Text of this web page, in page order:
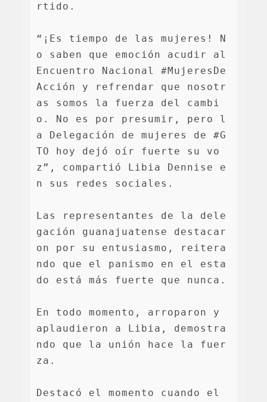
rtido.
“¡Es tiempo de las mujeres! N
o saben que emoción acudir al
Encuentro Nacional #MujeresDe
Acción y refrendar que nosotr
as somos la fuerza del cambi
o. No es por presumir, pero l
a Delegación de mujeres de #G
TO hoy dejó oír fuerte su vo
z”, compartió Libia Dennise e
n sus redes sociales.
Las representantes de la dele
gación guanajuatense destacar
on por su entusiasmo, reitera
ndo que el panismo en el esta
do está más fuerte que nunca.
En todo momento, arroparon y
aplaudieron a Libia, demostra
ndo que la unión hace la fuer
za.
Destacó el momento cuando el